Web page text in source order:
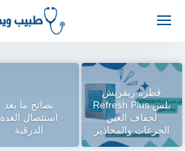
قطرة ريفريش
بلس Refresh Plus
لجفاف العين
الجرعات والمحاذير
نصائح ما بعد
استئصال الغدة
الدرقية